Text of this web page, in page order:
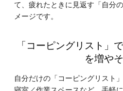
て、疲れたときに見返す「自分
メージです。
「コーピングリスト」
を増や
自分だけの「コーピングリスト